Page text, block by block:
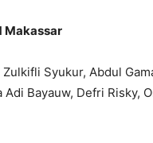
Makassar
Syukur, Abdul
Adi Bayauw, Defri Risky,